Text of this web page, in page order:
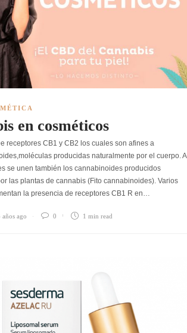
en cosméticos
receptores CB1 y CB2 los cuales son afines a
producidas naturalmente por el cuerpo. A
se unen también los cannabinoides producidos
las plantas de cannabis (Fito cannabinoides). Varios
la presencia de receptores CB1 R en…
años ago 0 1 min read